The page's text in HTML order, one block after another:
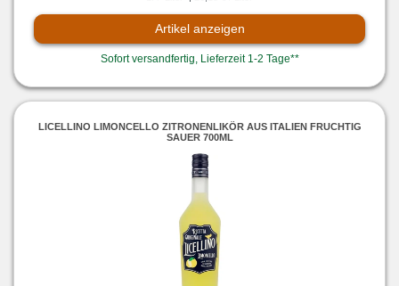
Artikel anzeigen
Sofort versandfertig, Lieferzeit 1-2 Tage**
LICELLINO LIMONCELLO ZITRONENLIKÖR AUS ITALIEN FRUCHTIG
SAUER 700ML